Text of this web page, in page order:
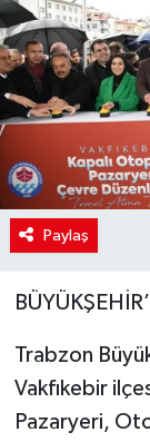
Paylaş
Trabzon
Vakfıkebir
Pazaryeri,